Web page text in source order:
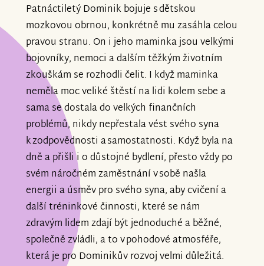
Patnáctiletý Dominik bojuje s dětskou
mozkovou obrnou, konkrétně mu zasáhla celou
pravou stranu. On i jeho maminka jsou velkými
bojovníky, nemoci a dalším těžkým životním
zkouškám se rozhodli čelit. I když maminka
neměla moc veliké štěstí na lidi kolem sebe a
sama se dostala do velkých finančních
problémů, nikdy nepřestala vést svého syna
k zodpovědnosti a samostatnosti. Když byla na
dně a přišli i o důstojné bydlení, přesto vždy po
svém náročném zaměstnání v sobě našla
energii a úsměv pro svého syna, aby cvičení a
další tréninkové činnosti, které se nám
zdravým lidem zdají být jednoduché a běžné,
společně zvládli, a to v pohodové atmosféře,
která je pro Dominikův rozvoj velmi důležitá.